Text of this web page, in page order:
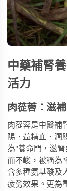
中藥補腎
活力
肉蓯蓉：滋
肉蓯蓉是中醫補
陽、益精血、潤
為"養命門，滋
而不峻，被稱為
含多種氨基酸及
疲勞效果。更為